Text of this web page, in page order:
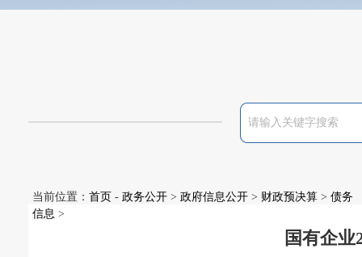
当前位置： 首页 - 政务公开 > 政府信息公开 > 财政预决算 > 债务
信息 >
国有企